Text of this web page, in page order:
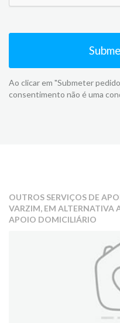
Ao clicar em "Submeter
consentimento não é uma
OUTROS SERVIÇOS DE
VARZIM, EM ALTERNATIVA
APOIO DOMICILIÁRIO